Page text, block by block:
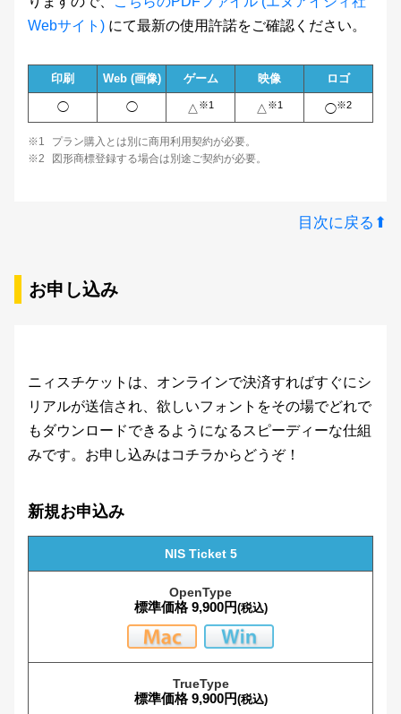
JTCにっき丸ペンL
JTC丸にっきUL
JTCわりばし
JTC直線江戸文字「剣」
JTC彩滉W8
JTC神楽
Webサイト) にて最新の使用許諾をご確認ください。
印刷 Web (画像) ゲーム 映像 ロゴ
◯ ◯ △※1 △※1 ◯※2
※1
プラン購入とは別に商用利用契約が必要。
※2
図形商標登録する場合は別途ご契約が必要。
目次に戻る⬆︎
お申し込み
ニィスチケットは、オンラインで決済すればすぐにシ
リアルが送信され、欲しいフォントをその場でどれで
もダウンロードできるようになるスピーディーな仕組
みです。お申し込みはコチラからどうぞ！
新規お申込み
NIS Ticket 5
標準価格 9,900円(税込)
標準価格 9,900円(税込)